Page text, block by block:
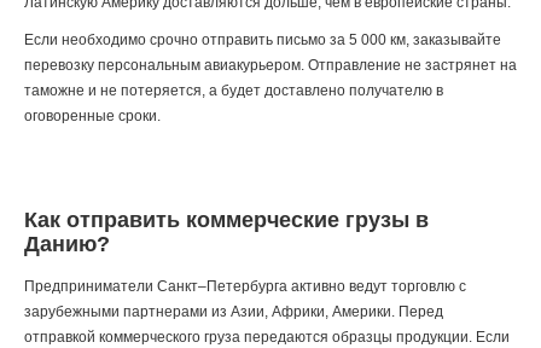
Если необходимо срочно отправить письмо за 5 000 км, заказывайте
перевозку персональным авиакурьером. Отправление не застрянет на
таможне и не потеряется, а будет доставлено получателю в
оговоренные сроки.
Как отправить коммерческие грузы в
Данию?
Предприниматели Санкт–Петербурга активно ведут торговлю с
зарубежными партнерами из Азии, Африки, Америки. Перед
отправкой коммерческого груза передаются образцы продукции. Если